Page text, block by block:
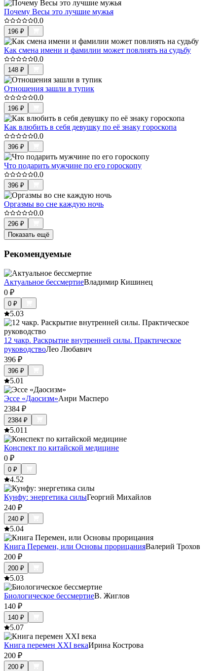
Почему Весы это лучшие мужья
0.0
196 ₽
Как смена имени и фамилии может повлиять на судьбу
0.0
148 ₽
Отношения зашли в тупик
0.0
196 ₽
Как влюбить в себя девушку по её знаку гороскопа
0.0
396 ₽
Что подарить мужчине по его гороскопу
0.0
396 ₽
Оргазмы во сне каждую ночь
0.0
296 ₽
Показать ещё
Рекомендуемые
Актуальное бессмертиеВладимир Кишинец
0 ₽
0 ₽
5.03
12 чакр. Раскрытие внутренней силы. Практическое
руководствоЛео Любавич
396 ₽
396 ₽
5.01
Эссе «Даосизм»Анри Масперо
2384 ₽
2384 ₽
5.011
Конспект по китайской медицине
0 ₽
0 ₽
4.52
Кунфу: энергетика силыГеоргий Михайлов
240 ₽
240 ₽
5.04
Книга Перемен, или Основы прорицанияВалерий Трохов
200 ₽
200 ₽
5.03
Биологическое бессмертиеВ. Жиглов
140 ₽
140 ₽
5.07
Книга перемен XXI векаИрина Кострова
200 ₽
200 ₽